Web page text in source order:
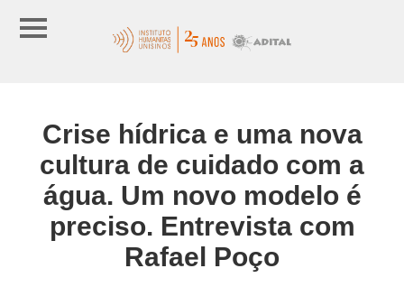
Crise hídrica e uma nova
cultura de cuidado com a
água. Um novo modelo é
preciso. Entrevista com
Rafael Poço